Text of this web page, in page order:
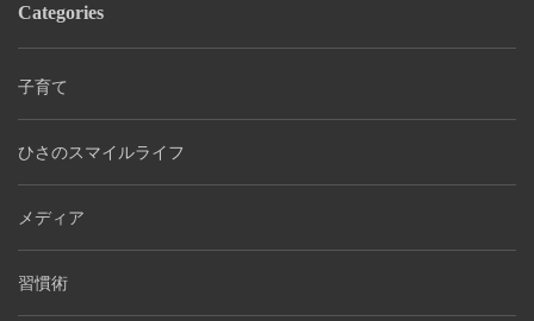
Categories
子育て
ひさのスマイルライフ
メディア
習慣術